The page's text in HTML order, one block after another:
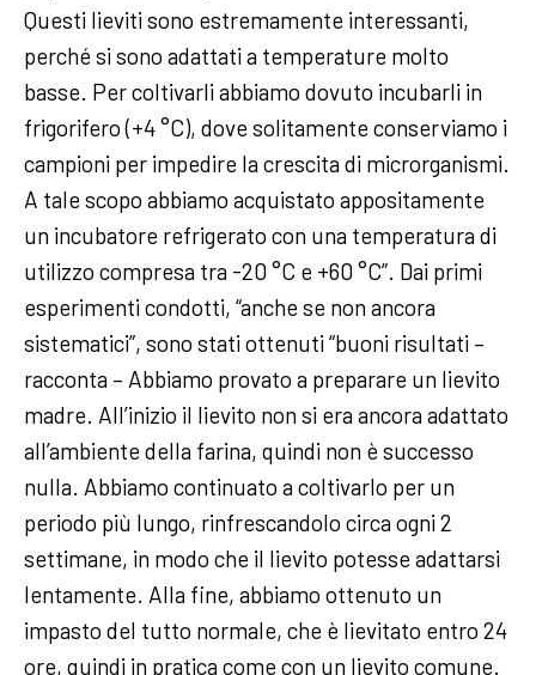
Questi lieviti sono estremamente interessanti,
perché si sono adattati a temperature molto
basse. Per coltivarli abbiamo dovuto incubarli in
frigorifero (+4 °C), dove solitamente conserviamo i
campioni per impedire la crescita di microrganismi.
A tale scopo abbiamo acquistato appositamente
un incubatore refrigerato con una temperatura di
utilizzo compresa tra -20 °C e +60 °C”. Dai primi
esperimenti condotti, “anche se non ancora
sistematici”, sono stati ottenuti “buoni risultati –
racconta – Abbiamo provato a preparare un lievito
madre. All’inizio il lievito non si era ancora adattato
all’ambiente della farina, quindi non è successo
nulla. Abbiamo continuato a coltivarlo per un
periodo più lungo, rinfrescandolo circa ogni 2
settimane, in modo che il lievito potesse adattarsi
lentamente. Alla fine, abbiamo ottenuto un
impasto del tutto normale, che è lievitato entro 24
ore, quindi in pratica come con un lievito comune.